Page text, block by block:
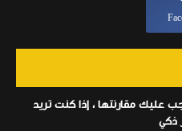
يجب عليك مقارنتها ، إذا كنت تريد
ذكي